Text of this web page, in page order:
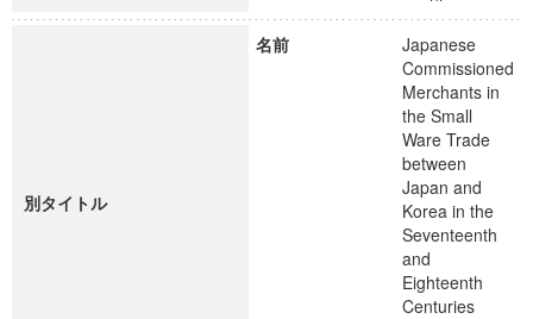
別タイトル
名前
Japanese
Commissioned
Merchants in
the Small
Ware Trade
between
Japan and
Korea in the
Seventeenth
and
Eighteenth
Centuries